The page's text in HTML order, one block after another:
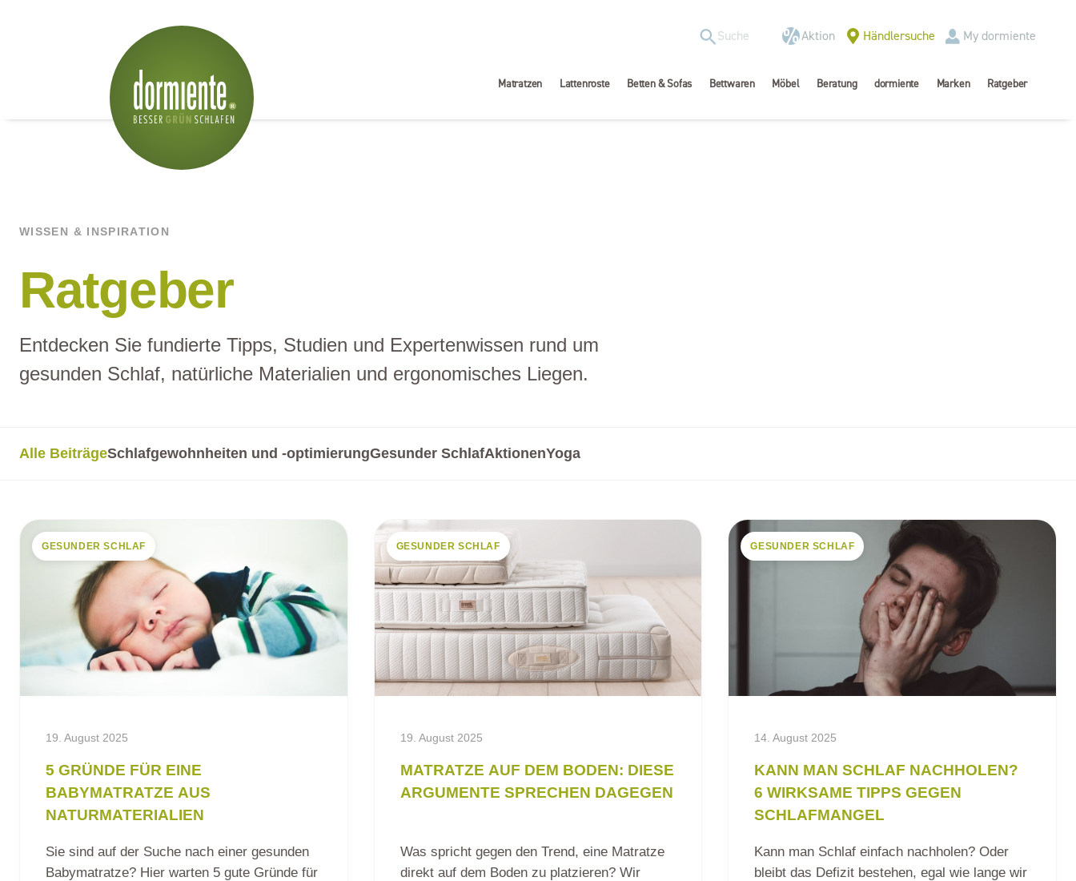
Aktion Händlersuche My dormiente
Matratzen Lattenroste Betten & Sofas Bettwaren Möbel Beratung dormiente Marken Ratgeber
WISSEN & INSPIRATION
Ratgeber
Entdecken Sie fundierte Tipps, Studien und Expertenwissen rund um
gesunden Schlaf, natürliche Materialien und ergonomisches Liegen.
Alle BeiträgeSchlafgewohnheiten und -optimierungGesunder SchlafAktionenYoga
GESUNDER SCHLAF
19. August 2025
5 GRÜNDE FÜR EINE
BABYMATRATZE AUS
NATURMATERIALIEN
Sie sind auf der Suche nach einer gesunden
Babymatratze? Hier warten 5 gute Gründe für
GESUNDER SCHLAF
19. August 2025
MATRATZE AUF DEM BODEN: DIESE
ARGUMENTE SPRECHEN DAGEGEN
Was spricht gegen den Trend, eine Matratze
direkt auf dem Boden zu platzieren? Wir
GESUNDER SCHLAF
14. August 2025
KANN MAN SCHLAF NACHHOLEN?
6 WIRKSAME TIPPS GEGEN
SCHLAFMANGEL
Kann man Schlaf einfach nachholen? Oder
bleibt das Defizit bestehen, egal wie lange wir